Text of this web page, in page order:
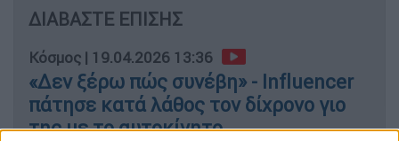
ΔΙΑΒΑΣΤΕ ΕΠΙΣΗΣ
Κόσμος | 19.04.2026 13:36
«Δεν ξέρω πώς συνέβη» - Influencer
πάτησε κατά λάθος τον δίχρονο γιο
της με το αυτοκίνητο